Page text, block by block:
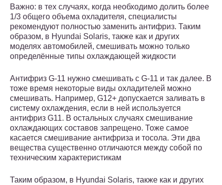
Важно: в тех случаях, когда необходимо долить более
1/3 общего объема охладителя, специалисты
рекомендуют полностью заменить антифриз. Таким
образом, в Hyundai Solaris, также как и других
моделях автомобилей, смешивать можно только
определённые типы охлаждающей жидкости
Антифриз G-11 нужно смешивать с G-11 и так далее. В
тоже время некоторые виды охладителей можно
смешивать. Например, G12+ допускается заливать в
систему охлаждения, если в ней используется
антифриз G11. В остальных случаях смешивание
охлаждающих составов запрещено. Тоже самое
касается смешивание антифриза и тосола. Эти два
вещества существенно отличаются между собой по
техническим характеристикам
Таким образом, в Hyundai Solaris, также как и других